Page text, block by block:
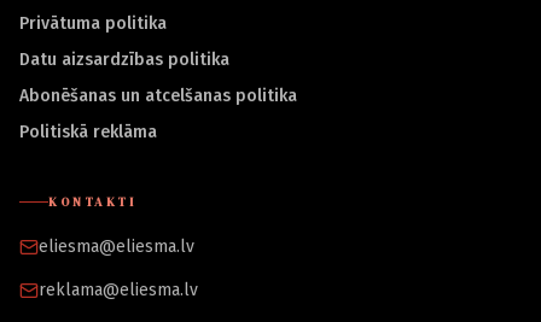
Privātuma politika
Datu aizsardzības politika
Abonēšanas un atcelšanas politika
Politiskā reklāma
KONTAKTI
eliesma@eliesma.lv
reklama@eliesma.lv